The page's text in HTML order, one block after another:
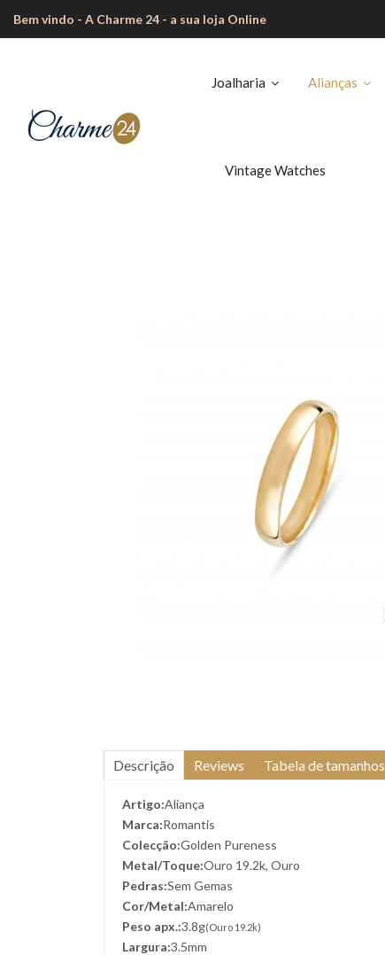
Bem vindo - A Charme 24 - a sua loja Online
Joalharia Alianças
Vintage Watches
Descrição Reviews Tabela de tamanhos
Artigo:Aliança
Marca:Romantis
Colecção:Golden Pureness
Metal/Toque:Ouro 19.2k, Ouro
Pedras:Sem Gemas
Cor/Metal:Amarelo
Peso apx.:3.8g(Ouro 19.2k)
Largura:3.5mm